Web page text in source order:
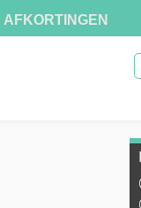
AFKORTINGEN